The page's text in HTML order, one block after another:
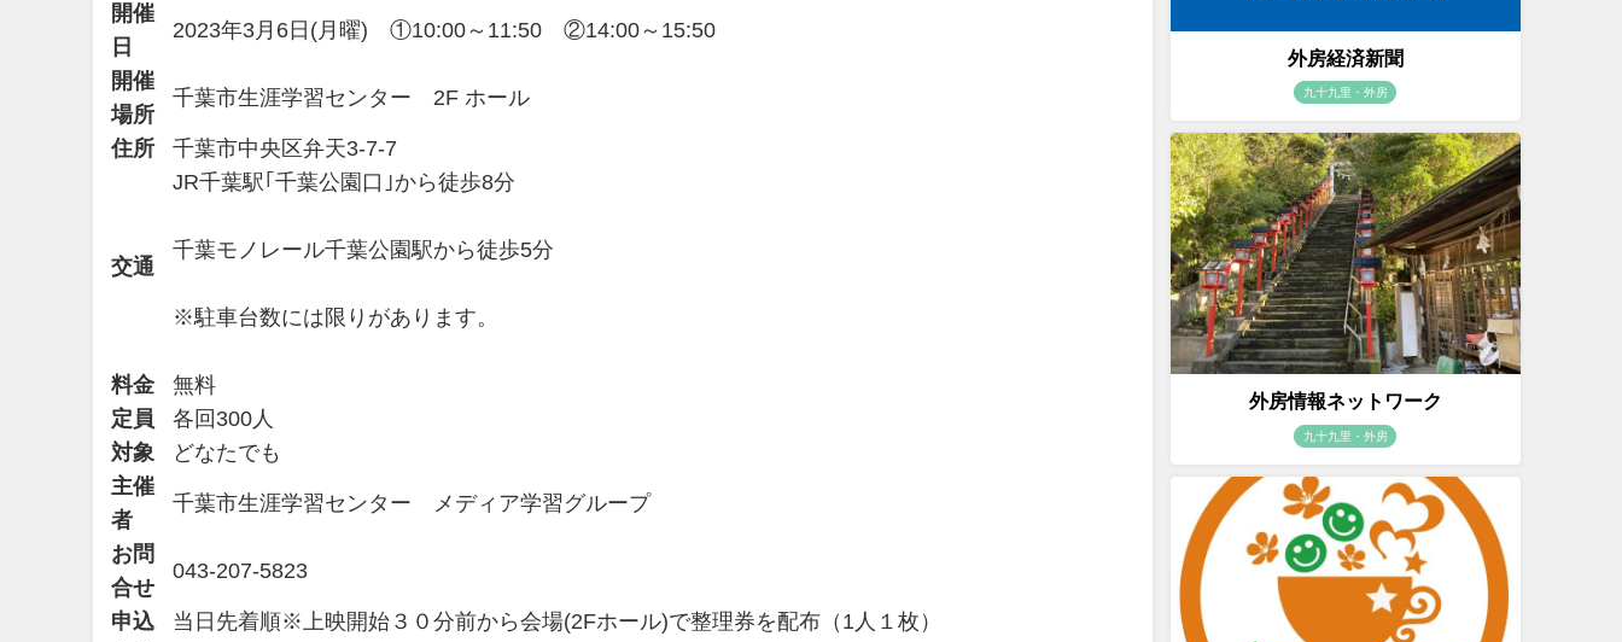
開催
日
2023年3月6日(月曜) ①10:00～11:50 ②14:00～15:50
開催
場所
千葉市生涯学習センター 2F ホール
住所 千葉市中央区弁天3-7-7
交通
JR千葉駅｢千葉公園口｣から徒歩8分
千葉モノレール千葉公園駅から徒歩5分
※駐車台数には限りがあります。
料金
無料
定員
各回300人
対象
どなたでも
主催
者
千葉市生涯学習センター メディア学習グループ
お問
合せ
043-207-5823
申込
当日先着順※上映開始３０分前から会場(2Fホール)で整理券を配布（1人１枚）
外房経済新聞
九十九里・外房
外房情報ネットワーク
九十九里・外房